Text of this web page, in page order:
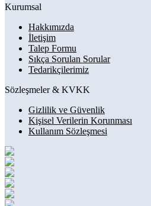
Kurumsal
Hakkımızda
İletişim
Talep Formu
Sıkça Sorulan Sorular
Tedarikçilerimiz
Sözleşmeler & KVKK
Gizlilik ve Güvenlik
Kişisel Verilerin Korunması
Kullanım Sözleşmesi